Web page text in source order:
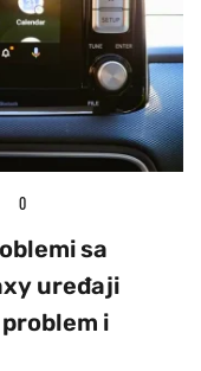
0
sa
uređaji
i